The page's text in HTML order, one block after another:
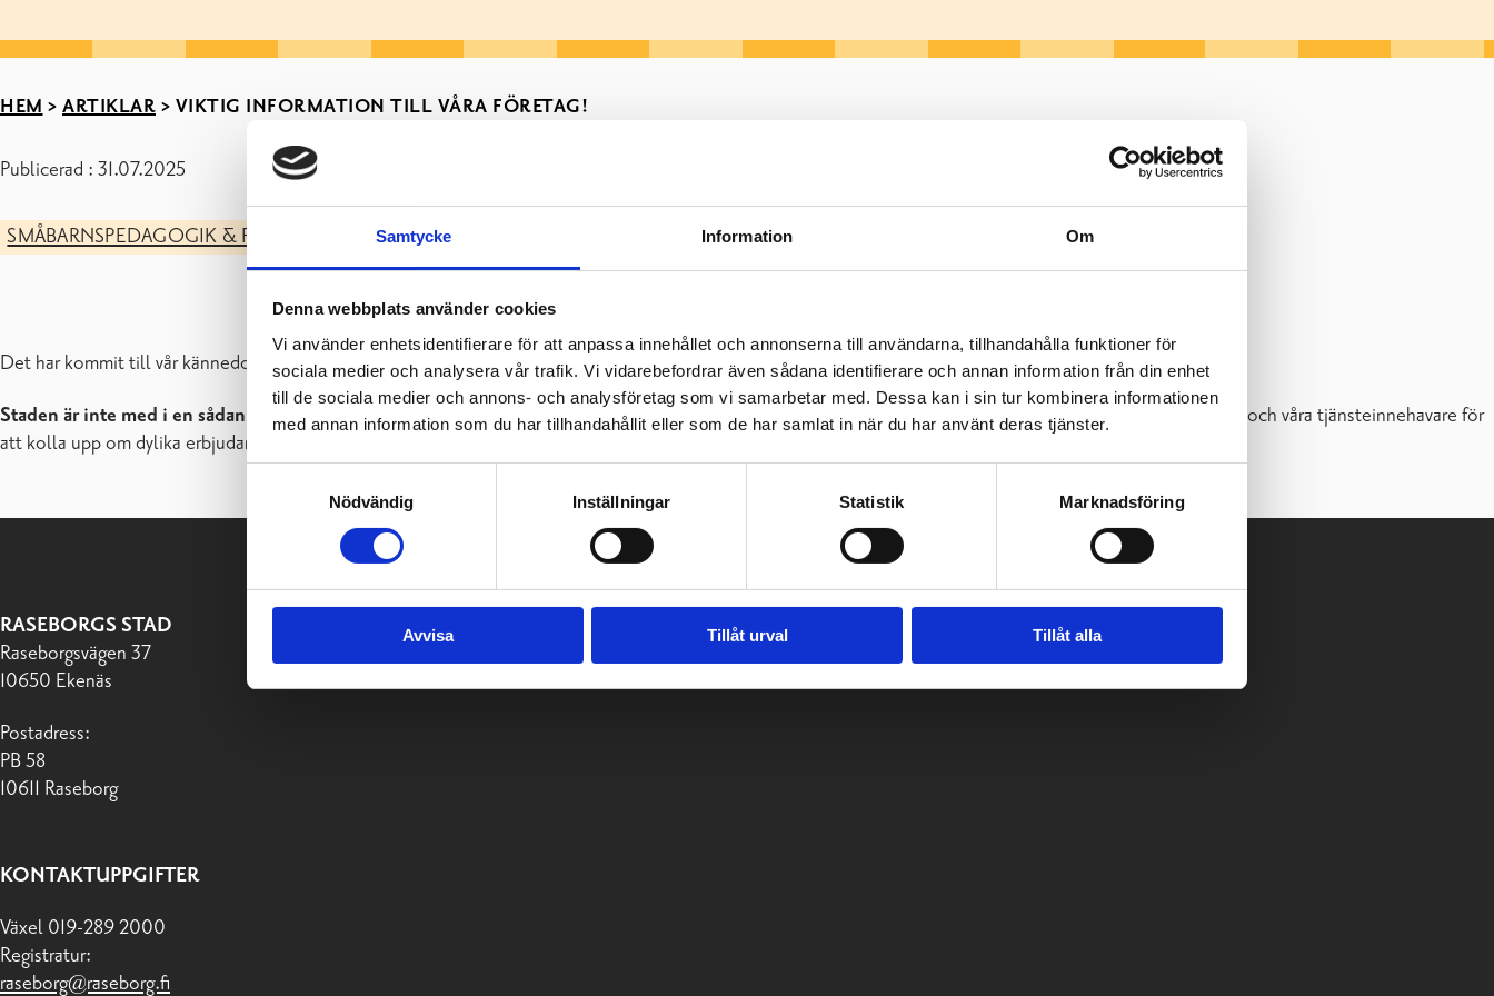
Samtycke Information Om
Denna webbplats använder cookies
Vi använder enhetsidentifierare för att anpassa innehållet och annonserna till användarna, tillhandahålla funktioner för
sociala medier och analysera vår trafik. Vi vidarebefordrar även sådana identifierare och annan information från din enhet
till de sociala medier och annons- och analysföretag som vi samarbetar med. Dessa kan i sin tur kombinera informationen
med annan information som du har tillhandahållit eller som de har samlat in när du har använt deras tjänster.
Nödvändig
Inställningar Statistik Marknadsföring
Avvisa Tillåt urval Tillåt alla
HEM > ARTIKLAR > VIKTIG INFORMATION TILL VÅRA FÖRETAG!
Publicerad : 31.07.2025
SMÅBARNSPEDAGOGIK & FÖRSKOLA FÖRETAGSTJÄNSTER
Det har kommit till vår kännedom att det i stadens namn säljs annonser eller begärs om understöd för en kampanj om trafiksäkerhet på Raseborgs daghem.
Staden är inte med i en sådan här kampanj eller finansierar sin verksamhet med annonsintäkter. Vi påminner om att man alltid kan vara i kontakt med staden och våra tjänsteinnehavare för
att kolla upp om dylika erbjudanden stämmer.
RASEBORGS STAD
Raseborgsvägen 37
10650 Ekenäs
Postadress:
PB 58
10611 Raseborg
KONTAKTUPPGIFTER
Växel 019-289 2000
Registratur:
raseborg@raseborg.fi